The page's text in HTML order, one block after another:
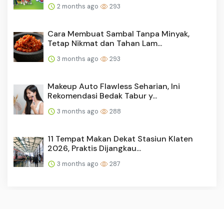
2 months ago 293
Cara Membuat Sambal Tanpa Minyak,
Tetap Nikmat dan Tahan Lam...
3 months ago 293
Makeup Auto Flawless Seharian, Ini
Rekomendasi Bedak Tabur y...
3 months ago 288
11 Tempat Makan Dekat Stasiun Klaten
2026, Praktis Dijangkau...
3 months ago 287